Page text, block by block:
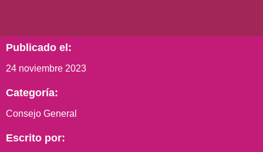
Publicado el:
24 noviembre 2023
Categoría:
Consejo General
Escrito por: